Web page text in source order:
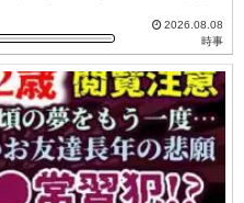
2026.08.08
時事